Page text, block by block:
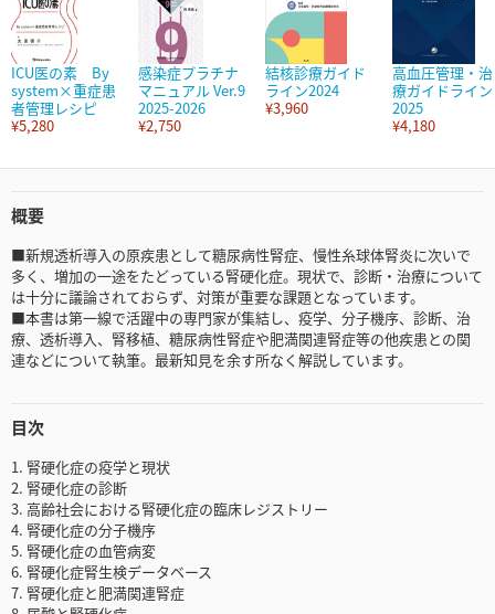
ICU医の素 By
system×重症患
者管理レシピ
¥5,280
感染症プラチナ
マニュアル Ver.9
2025-2026
¥2,750
結核診療ガイド
ライン2024
¥3,960
高血圧管理・治
療ガイドライン
2025
¥4,180
概要
■新規透析導入の原疾患として糖尿病性腎症、慢性糸球体腎炎に次いで
多く、増加の一途をたどっている腎硬化症。現状で、診断・治療について
は十分に議論されておらず、対策が重要な課題となっています。
■本書は第一線で活躍中の専門家が集結し、疫学、分子機序、診断、治
療、透析導入、腎移植、糖尿病性腎症や肥満関連腎症等の他疾患との関
連などについて執筆。最新知見を余す所なく解説しています。
目次
1. 腎硬化症の疫学と現状
2. 腎硬化症の診断
3. 高齢社会における腎硬化症の臨床レジストリー
4. 腎硬化症の分子機序
5. 腎硬化症の血管病変
6. 腎硬化症腎生検データベース
7. 腎硬化症と肥満関連腎症